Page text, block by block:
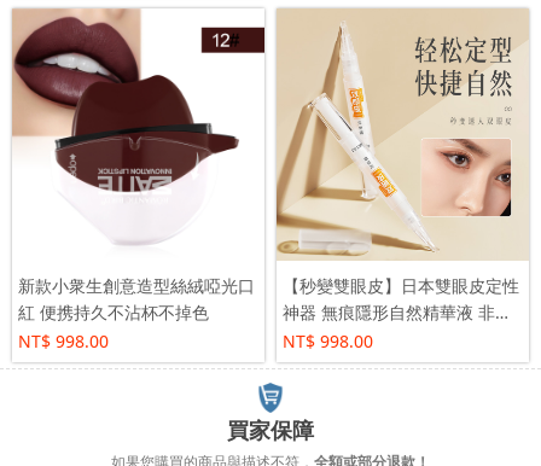
新款小衆生創意造型絲絨啞光口
紅 便携持久不沾杯不掉色
NT$ 998.00
【秒變雙眼皮】日本雙眼皮定性
神器 無痕隱形自然精華液 非膠
水防過敏
NT$ 998.00
買家保障
如果您購買的商品與描述不符， 全額或部分退款！